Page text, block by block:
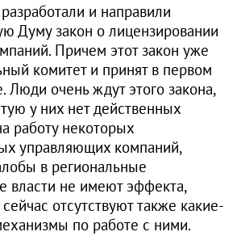
и направили
Думу закон о лицензировании
Причем этот закон уже
комитет и принят в первом
Люди очень ждут этого закона,
у них нет действенных
работу некоторых
управляющих компаний,
в региональные
власти не имеют эффекта,
отсутствуют также какие-
по работе с ними.